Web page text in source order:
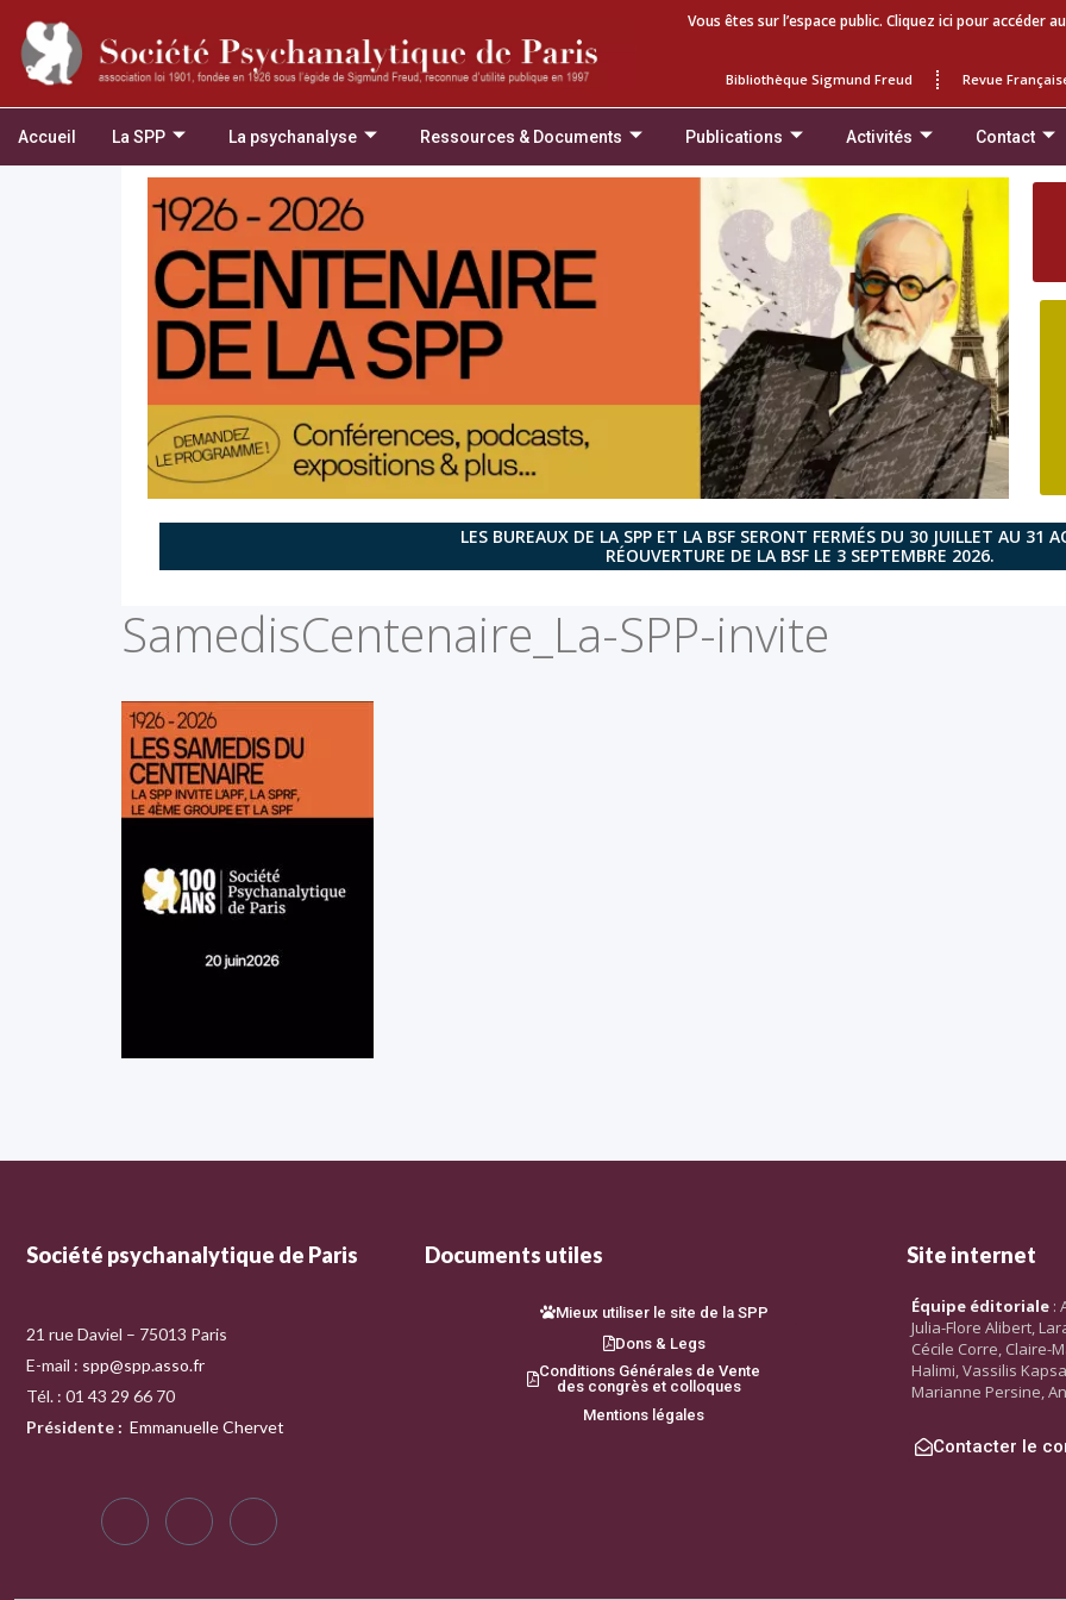
Vous êtes sur l’espace public. Cliquez ici pour accéder
Bibliothèque Sigmund Freud Revue
Accueil La SPP La psychanalyse Ressources & Documents Publications Activités Contact
LES BUREAUX DE LA SPP ET LA BSF SERONT FERMÉS DU 30 JUILLET AU 31
RÉOUVERTURE DE LA BSF LE 3 SEPTEMBRE 2026.
SamedisCentenaire_La-SPP-invite
Société psychanalytique de Paris
21 rue Daviel – 75013 Paris
E-mail : spp@spp.asso.fr
Tél. : 01 43 29 66 70
Présidente : Emmanuelle Chervet
Documents utiles
Mieux utiliser le site de la SPP
Dons & Legs
Conditions Générales de Vente
des congrès et colloques
Mentions légales
Site internet
Équipe éditoriale :
Julia-Flore Alibert,
Cécile Corre, Claire-
Halimi, Vassilis
Marianne Persine,
Contacter le